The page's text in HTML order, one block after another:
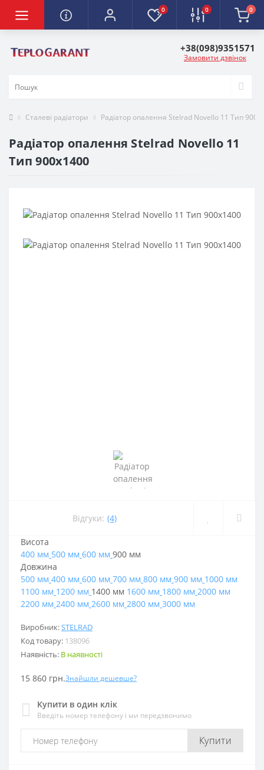
0 0 0
+38(098)9351571
Замовити дзвінок
Сталеві радіатори Радіатор опалення Stelrad Novello 11 Тип
Радіатор опалення Stelrad Novello 11
Тип 900х1400
Відгуки: (4)
Виробник:STELRAD
Код товару: 138096
Наявність: В наявності
15 860 грн.Знайшли дешевше?
Купити в один клік
Введіть номер телефону і ми передзвонимо
Купити
Висота
400 мм 500 мм 600 мм 900 мм
Довжина
500 мм 400 мм 600 мм 700 мм 800 мм 900 мм 1000 мм
1100 мм 1200 мм 1400 мм 1600 мм 1800 мм 2000 мм
2200 мм 2400 мм 2600 мм 2800 мм 3000 мм